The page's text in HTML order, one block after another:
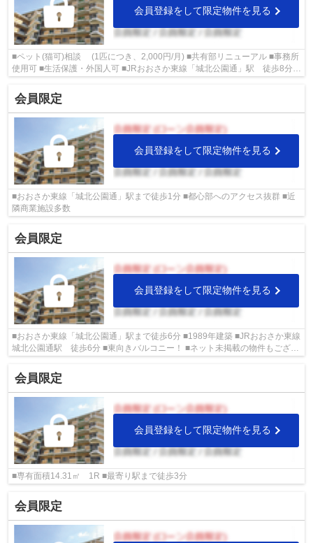
会員登録をして限定物件を見る
■ペット(猫可)相談 (1匹につき、2,000円/月) ■共有部リニューアル ■事務所
使用可 ■生活保護・外国人可 ■JRおおさか東線「城北公園通」駅 徒歩8分 ■
会員限定
会員登録をして限定物件を見る
■おおさか東線「城北公園通」駅まで徒歩1分 ■都心部へのアクセス抜群 ■近
隣商業施設多数
会員限定
会員登録をして限定物件を見る
■おおさか東線「城北公園通」駅まで徒歩6分 ■1989年建築 ■JRおおさか東線
城北公園通駅 徒歩6分 ■東向きバルコニー！ ■ネット未掲載の物件もござい
ます、 詳しくはお問合せ下さい。
会員限定
会員登録をして限定物件を見る
■専有面積14.31㎡ 1R ■最寄り駅まで徒歩3分
会員限定